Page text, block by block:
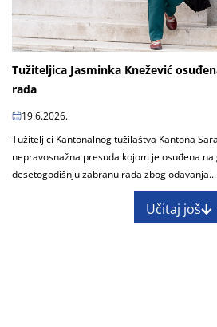
Tužiteljica Jasminka Knežević
rada
19.6.2026.
Tužiteljici Kantonalnog tužilaštva Kantona
nepravosnažna presuda kojom je osuđena
desetogodišnju zabranu rada zbog odavanja...
Učitaj još